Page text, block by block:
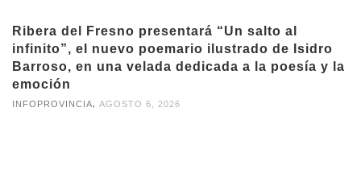
Ribera del Fresno presentará “Un salto al
infinito”, el nuevo poemario ilustrado de Isidro
Barroso, en una velada dedicada a la poesía y la
emoción
INFOPROVINCIA, AGOSTO 6, 2026